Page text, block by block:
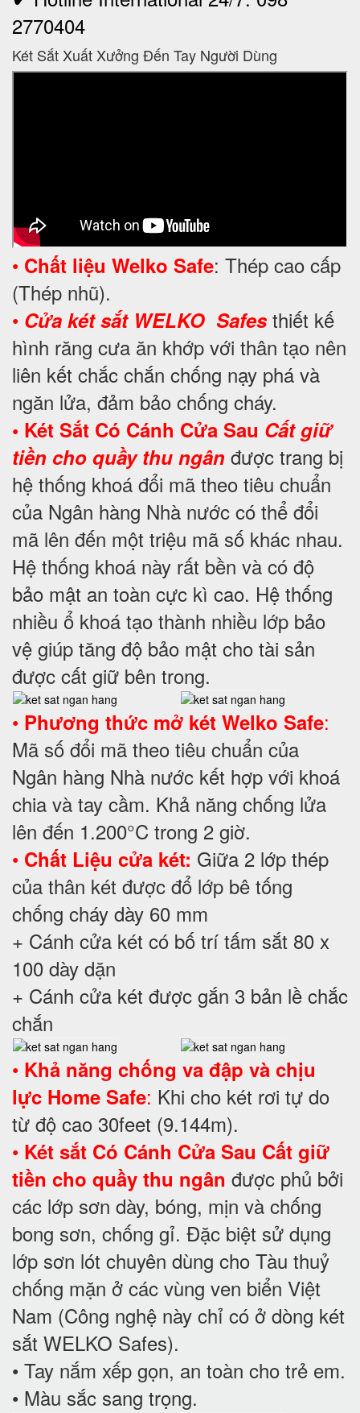
2770404
Két Sắt Xuất Xưởng Đến Tay Người Dùng
• Chất liệu Welko Safe: Thép cao cấp
(Thép nhũ).
• Cửa két sắt WELKO Safesthiết kế
hình răng cưa ăn khớp với thân tạo nên
liên kết chắc chắn chống nạy phá và
ngăn lửa, đảm bảo chống cháy.
• Két Sắt Có Cánh Cửa Sau Cất giữ
tiền cho quầy thu ngân được trang bị
hệ thống khoá đổi mã theo tiêu chuẩn
của Ngân hàng Nhà nước có thể đổi
mã lên đến một triệu mã số khác nhau.
Hệ thống khoá này rất bền và có độ
bảo mật an toàn cực kì cao. Hệ thống
nhiều ổ khoá tạo thành nhiều lớp bảo
vệ giúp tăng độ bảo mật cho tài sản
được cất giữ bên trong.
• Phương thức mở két Welko Safe:
Mã số đổi mã theo tiêu chuẩn của
Ngân hàng Nhà nước kết hợp với khoá
chia và tay cầm. Khả năng chống lửa
lên đến 1.200°C trong 2 giờ.
• Chất Liệu cửa két: Giữa 2 lớp thép
của thân két được đổ lớp bê tống
chống cháy dày 60 mm
+ Cánh cửa két có bố trí tấm sắt 80 x
100 dày dặn
+ Cánh cửa két được gắn 3 bản lề chắc
chắn
• Khả năng chống va đập và chịu
lực Home Safe: Khi cho két rơi tự do
từ độ cao 30feet (9.144m).
• Két sắt Có Cánh Cửa Sau Cất giữ
tiền cho quầy thu ngân được phủ bởi
các lớp sơn dày, bóng, mịn và chống
bong sơn, chống gỉ. Đặc biệt sử dụng
lớp sơn lót chuyên dùng cho Tàu thuỷ
chống mặn ở các vùng ven biển Việt
Nam (Công nghệ này chỉ có ở dòng két
sắt WELKO Safes).
• Tay nắm xếp gọn, an toàn cho trẻ em.
• Màu sắc sang trọng.